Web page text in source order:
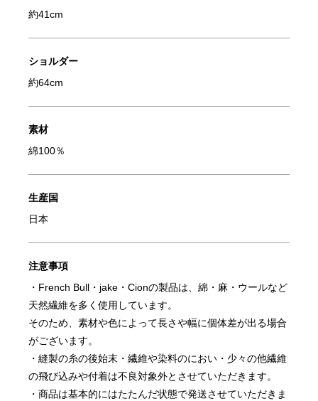
約41cm
ショルダー
約64cm
素材
綿100％
生産国
日本
注意事項
・French Bull・jake・Cionの製品は、綿・麻・ウールなど
天然繊維を多く使用しています。
そのため、素材や色によって長さや幅に個体差が出る場合
がございます。
・縫製の糸の後始末・繊維や染料のにおい・少々の他繊維
の飛び込みや付着は不良対象外とさせていただきます。
・商品は基本的にはたたんだ状態で発送させていただきま